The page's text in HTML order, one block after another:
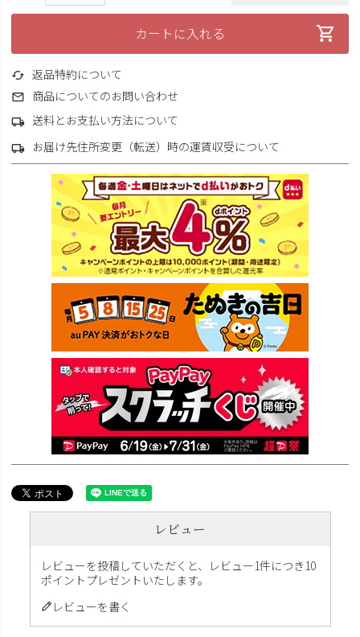
カートに入れる
返品特約について
商品についてのお問い合わせ
送料とお支払い方法について
お届け先住所変更（転送）時の運賃収受について
レビュー
レビューを投稿していただくと、レビュー1件につき10
ポイントプレゼントいたします。
レビューを書く